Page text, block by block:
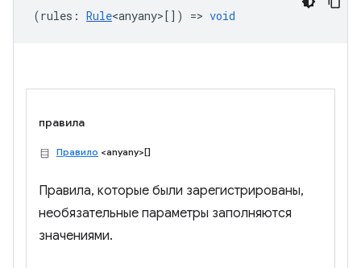
(rules : Rule<anyany> []) => void
правила
Правило <anyany>[]
Правила, которые были зарегистрированы,
необязательные параметры заполняются
значениями.